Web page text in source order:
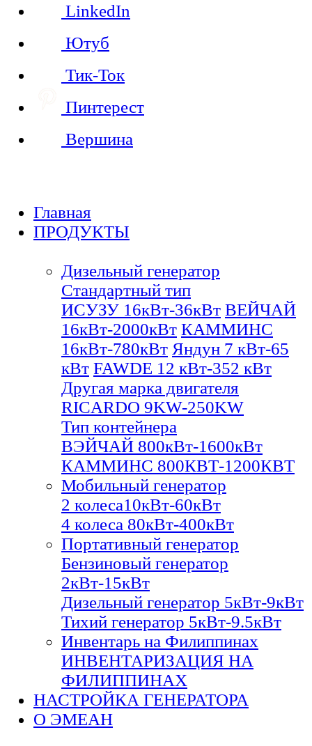
LinkedIn
Ютуб
Тик-Ток
Пинтерест
Вершина
Главная
ПРОДУКТЫ
Дизельный генератор
Стандартный тип
ИСУЗУ 16кВт-36кВт ВЕЙЧАЙ
16кВт-2000кВт КАММИНС
16кВт-780кВт Яндун 7 кВт-65
кВт FAWDE 12 кВт-352 кВт
Другая марка двигателя
RICARDO 9KW-250KW
Тип контейнера
ВЭЙЧАЙ 800кВт-1600кВт
КАММИНС 800КВТ-1200КВТ
Мобильный генератор
2 колеса10кВт-60кВт
4 колеса 80кВт-400кВт
Портативный генератор
Бензиновый генератор
2кВт-15кВт
Дизельный генератор 5кВт-9кВт
Тихий генератор 5кВт-9.5кВт
Инвентарь на Филиппинах
ИНВЕНТАРИЗАЦИЯ НА
ФИЛИППИНАХ
НАСТРОЙКА ГЕНЕРАТОРА
О ЭМЕАН